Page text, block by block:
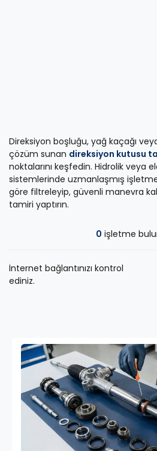
Direksiyon boşluğu, yağ kaçağı
çözüm sunan direksiyon kutusu
noktalarını keşfedin. Hidrolik veya
sistemlerinde uzmanlaşmış
göre filtreleyip, güvenli manevra
tamiri yaptırın.
0 işletme
İnternet bağlantınızı kontrol
ediniz.